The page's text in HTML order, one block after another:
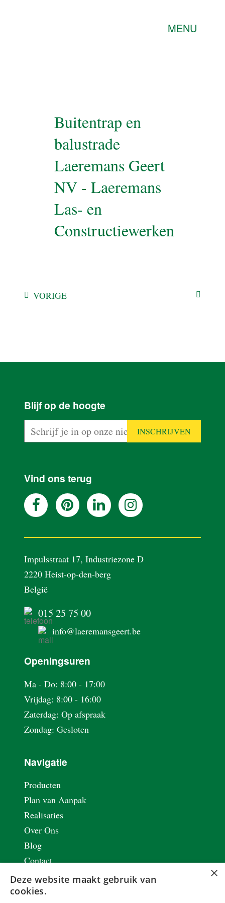
MENU
PRODUCTEN
PLAN VAN
REALISATIES
OVER ONS
VACATURES
CONTACT
Buitentrap en
balustrade
Laeremans Geert
NV - Laeremans
Las- en
Constructiewerken
VORIGE
Blijf op de hoogte
Vind ons terug
Impulsstraat 17, Industriezone D
2220 Heist-op-den-berg
België
015 25 75 00
info@laeremansgeert.be
Openingsuren
Ma - Do: 8:00 - 17:00
Vrijdag: 8:00 - 16:00
Zaterdag: Op afspraak
Zondag: Gesloten
Navigatie
Producten
Plan van Aanpak
Realisaties
Over Ons
Blog
Contact
Vacatures
Privacy & Cookie Policy
×
Deze website maakt gebruik van
cookies.